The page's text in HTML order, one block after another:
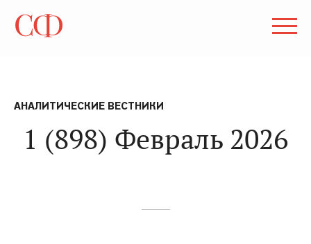
АНАЛИТИЧЕСКИЕ ВЕСТНИКИ
1 (898) Февраль 2026